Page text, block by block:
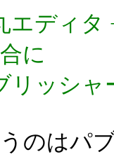
ディタ
に
リッシ
のはパ